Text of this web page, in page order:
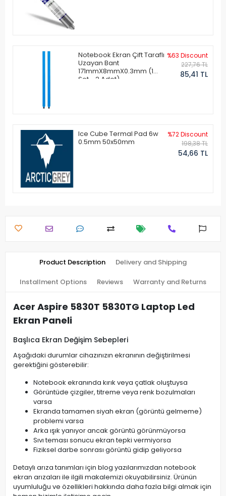
Notebook Ekran Çift Taraflı
Uzayan Bant
171mmX8mmX0.3mm (1
Set - 2 Adet)
%63 Discount
227,76 TL
85,41 TL
Ice Cube Termal Pad 6w
0.5mm 50x50mm
%72 Discount
198,38 TL
54,66 TL
Product Description Delivery and Shipping
Installment Options Reviews Warranty and Returns
Acer Aspire 5830T 5830TG Laptop Led
Ekran Paneli
Başlıca Ekran Değişim Sebepleri
Aşağıdaki durumlar cihazınızın ekranının değiştirilmesi
gerektiğini gösterebilir:
Notebook ekranında kırık veya çatlak oluştuysa
Görüntüde çizgiler, titreme veya renk bozulmaları
varsa
Ekranda tamamen siyah ekran (görüntü gelmeme)
problemi varsa
Arka ışık yanıyor ancak görüntü görünmüyorsa
Sıvı teması sonucu ekran tepki vermiyorsa
Fiziksel darbe sonrası görüntü gidip geliyorsa
Detaylı arıza tanımları için blog yazılarımızdan notebook
ekran arızaları ile ilgili makalemizi okuyabilirsiniz. Ürünün
uyumluluğu ve özellikleri hakkında daha fazla bilgi almak için